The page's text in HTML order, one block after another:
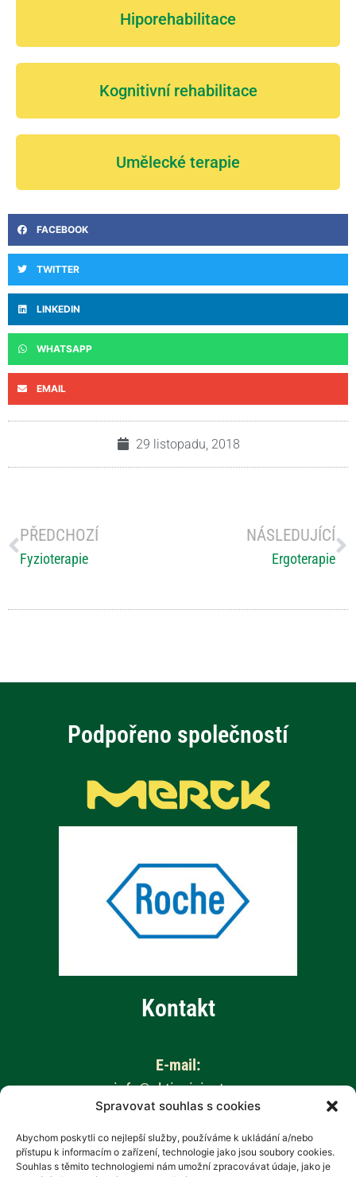
Spravovat souhlas s cookies
Abychom poskytli co nejlepší služby, používáme k ukládání a/nebo
přístupu k informacím o zařízení, technologie jako jsou soubory cookies.
Souhlas s těmito technologiemi nám umožní zpracovávat údaje, jako je
Hiporehabilitace
Kognitivní rehabilitace
Umělecké terapie
FACEBOOK
TWITTER
LINKEDIN
WHATSAPP
EMAIL
29 listopadu, 2018
PŘEDCHOZÍ
Fyzioterapie
NÁSLEDUJÍCÍ
Ergoterapie
Podpořeno společností
Kontakt
E-mail:
info@aktivnizivot.cz
Odborní garanti:
Prof. MUDr. Eva Kubala Havrdová, CSc.